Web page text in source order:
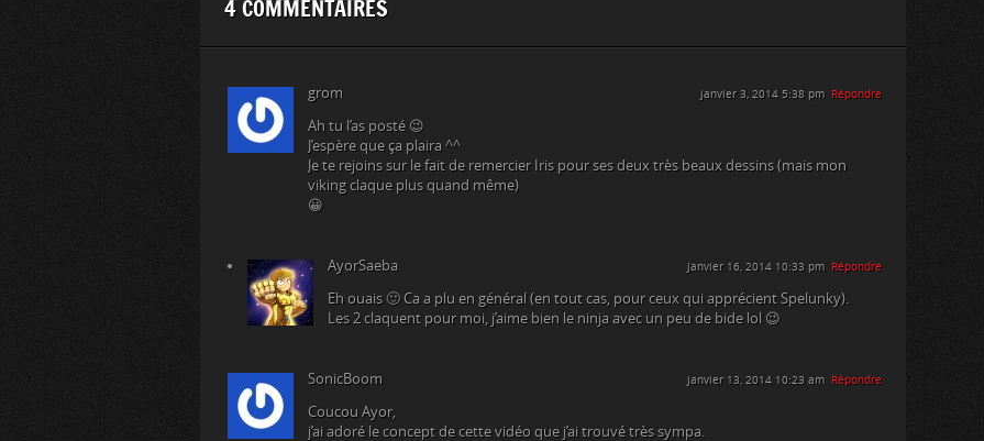
4 COMMENTAIRES
grom janvier 3, 2014 5:38 pm Répondre
Ah tu l’as posté 😉
J’espère que ça plaira ^^
Je te rejoins sur le fait de remercier Iris pour ses deux très beaux dessins (mais mon
viking claque plus quand même)
😀
AyorSaeba janvier 16, 2014 10:33 pm Répondre
Eh ouais 🙂 Ca a plu en général (en tout cas, pour ceux qui apprécient Spelunky).
Les 2 claquent pour moi, j’aime bien le ninja avec un peu de bide lol 😉
SonicBoom janvier 13, 2014 10:23 am Répondre
Coucou Ayor,
j’ai adoré le concept de cette vidéo que j’ai trouvé très sympa.